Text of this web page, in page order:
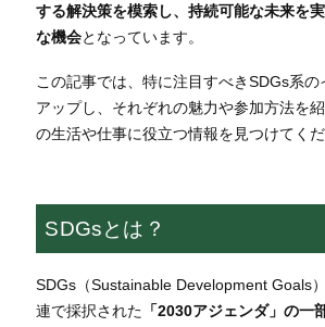
する解決策を模索し、持続可能な未来を
な機会となっています。
この記事では、特に注目すべきSDGs系の
アップし、それぞれの魅力や参加方法を
の生活や仕事に役立つ情報を見つけてくだ
SDGsとは？
SDGs（Sustainable Development Goals
連で採択された 「2030アジェンダ」の一